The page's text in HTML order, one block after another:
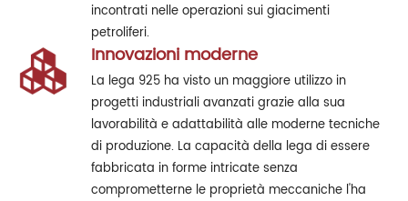
incontrati nelle operazioni sui giacimenti
petroliferi.
Innovazioni moderne
La lega 925 ha visto un maggiore utilizzo in
progetti industriali avanzati grazie alla sua
lavorabilità e adattabilità alle moderne tecniche
di produzione. La capacità della lega di essere
fabbricata in forme intricate senza
comprometterne le proprietà meccaniche l'ha